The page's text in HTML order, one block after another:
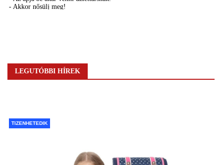
LEGUTÓBBI HÍREK
TIZENHETEDIK